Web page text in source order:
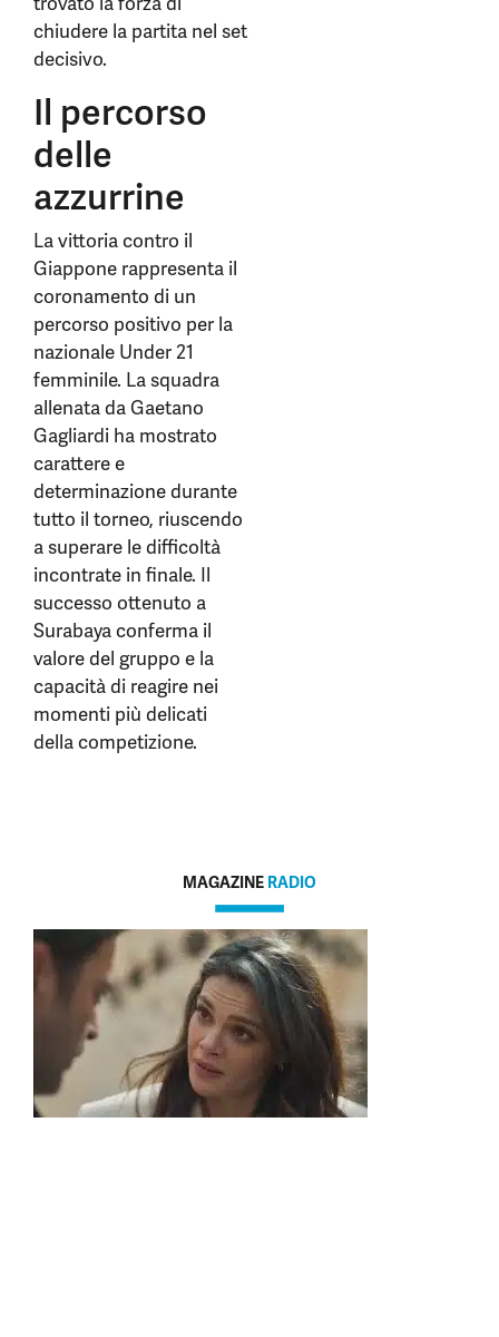
chiudere la partita nel set
decisivo.
Il percorso
delle
azzurrine
La vittoria contro il
Giappone rappresenta il
coronamento di un
percorso positivo per la
nazionale Under 21
femminile. La squadra
allenata da Gaetano
Gagliardi ha mostrato
carattere e
determinazione durante
tutto il torneo, riuscendo
a superare le difficoltà
incontrate in finale. Il
successo ottenuto a
Surabaya conferma il
valore del gruppo e la
capacità di reagire nei
momenti più delicati
della competizione.
MAGAZINE RADIO